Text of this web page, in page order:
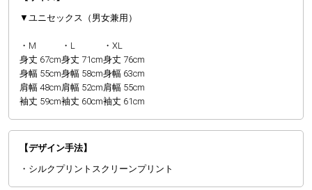
▼ユニセックス（男女兼用）
・M
身丈 67cm
身幅 55cm
肩幅 48cm
袖丈 59cm
・L
身丈 71cm
身幅 58cm
肩幅 52cm
袖丈 60cm
・XL
身丈 76cm
身幅 63cm
肩幅 55cm
袖丈 61cm
【デザイン手法】
・シルクプリントスクリーンプリント